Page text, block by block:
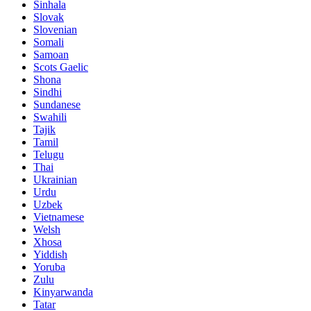
Sinhala
Slovak
Slovenian
Somali
Samoan
Scots Gaelic
Shona
Sindhi
Sundanese
Swahili
Tajik
Tamil
Telugu
Thai
Ukrainian
Urdu
Uzbek
Vietnamese
Welsh
Xhosa
Yiddish
Yoruba
Zulu
Kinyarwanda
Tatar